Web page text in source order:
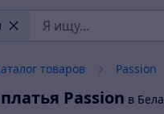
товаров Passion
Passion в